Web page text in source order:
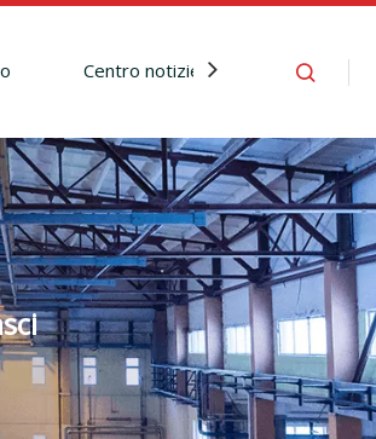
Centro notizie Contattaci